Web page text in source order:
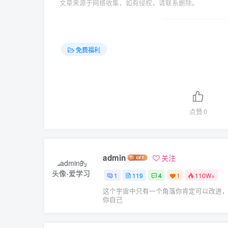
文章来源于网络收集，如有侵权，请联系删除。
免费福利
点赞0
admin 关注
1 119 4 1 110W+
这个宇宙中只有一个角落你肯定可以改进
你自己